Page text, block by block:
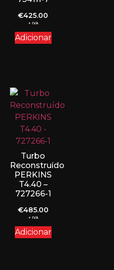
€425.00
+ IVA
Adicionar
Turbo
Reconstruído
PERKINS
T4.40 –
727266-1
€485.00
+ IVA
Adicionar